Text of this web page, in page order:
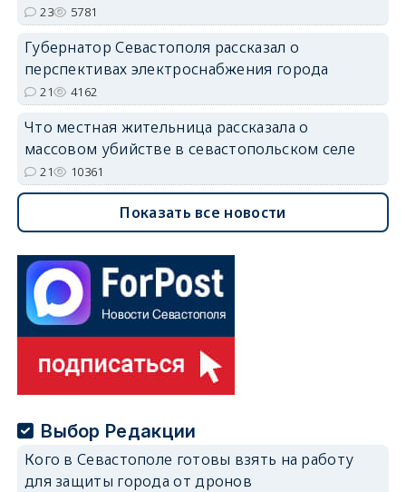
23 5781
Губернатор Севастополя рассказал о
перспективах электроснабжения города
21 4162
Что местная жительница рассказала о
массовом убийстве в севастопольском селе
21 10361
Показать все новости
Выбор Редакции
Кого в Севастополе готовы взять на работу
для защиты города от дронов